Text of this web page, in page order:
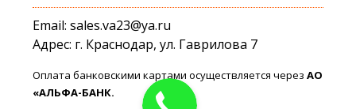
Email: sales.va23@ya.ru
Адрес: г. Краснодар, ул. Гаврилова 7
Оплата банковскими картами осуществляется черезАО
«АЛЬФА-БАНК.